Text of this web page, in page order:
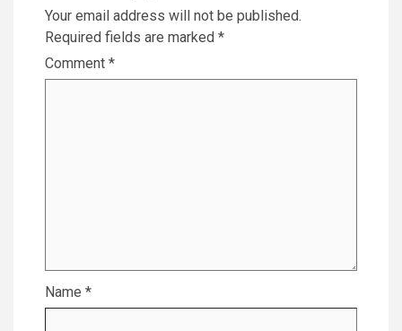
Your email address will not be published.
Required fields are marked *
Comment *
Name *